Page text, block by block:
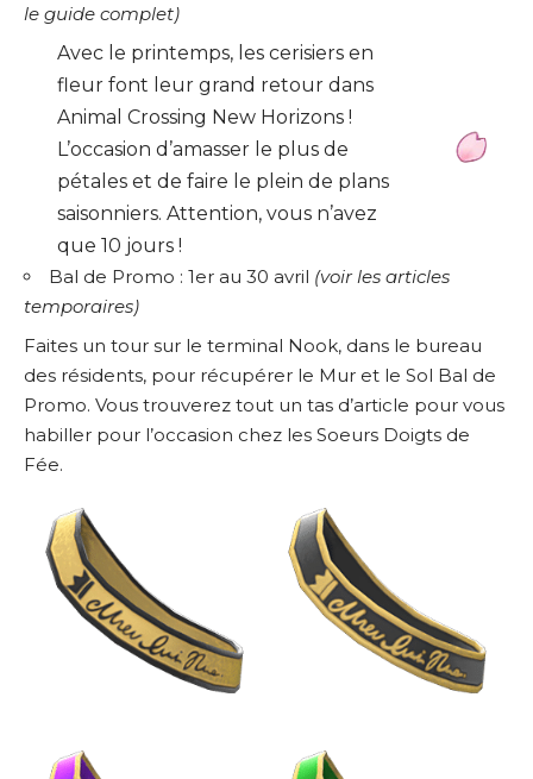
le guide complet)
Avec le printemps, les cerisiers en
fleur font leur grand retour dans
Animal Crossing New Horizons !
L’occasion d’amasser le plus de
pétales et de faire le plein de plans
saisonniers. Attention, vous n’avez
que 10 jours !
Bal de Promo : 1er au 30 avril (voir les articles
temporaires)
Faites un tour sur le terminal Nook, dans le bureau
des résidents, pour récupérer le Mur et le Sol Bal de
Promo. Vous trouverez tout un tas d’article pour vous
habiller pour l’occasion chez les Soeurs Doigts de
Fée.